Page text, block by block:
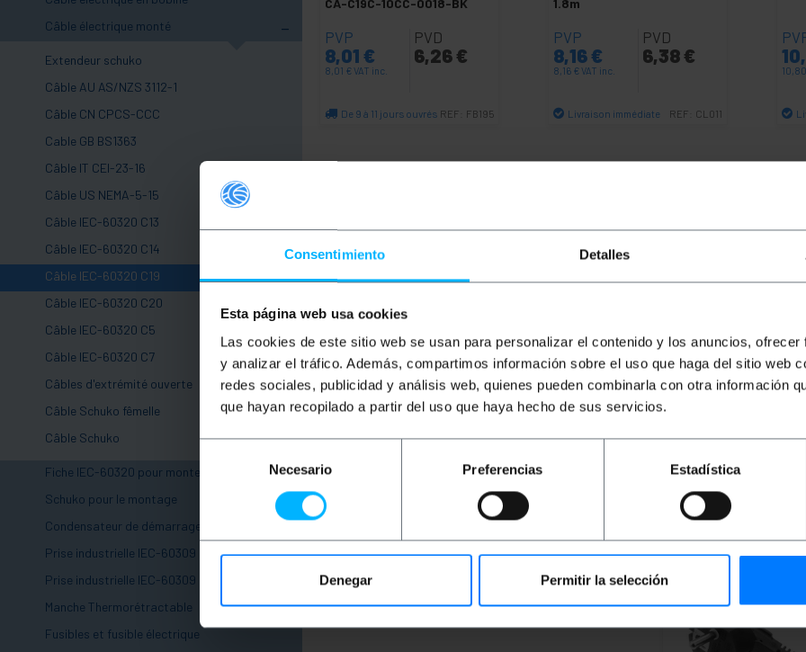
Consentimiento Detalles
Esta página web usa cookies
Las cookies de este sitio web se usan para personalizar el contenido y los anuncios,
y analizar el tráfico. Además, compartimos información sobre el uso que haga del sitio web
redes sociales, publicidad y análisis web, quienes pueden combinarla con otra información
que hayan recopilado a partir del uso que haya hecho de sus servicios.
de
consentimiento
Necesario Preferencias Estadística
Denegar Permitir la selección
Câble électrique monté
-
Extendeur schuko
Câble AU AS/NZS 3112-1
Câble CN CPCS-CCC
Cable GB BS1363
Câble IT CEI-23-16
Câble US NEMA-5-15
Câble IEC-60320 C13
Câble IEC-60320 C14
Câble IEC-60320 C19
Câble IEC-60320 C20
Câble IEC-60320 C5
Câble IEC-60320 C7
Câbles d'extrémité ouverte
Câble Schuko fêmelle
Câble Schuko
Fiche IEC-60320 pour monter
Schuko pour le montage
Condensateur de démarrage
Prise industrielle IEC-60309 bleu
Prise industrielle IEC-60309 rouge
Manche Thermorétractable
+
Fusibles et fusible électrique
CA-C19C-10CC-0018-BK
PVP
8,01€
8,01 €VAT inc.
PVD
6,26 €
De 9 à 11 jours ouvrés REF: FB195
1.8m
PVP
8,16€
8,16 €VAT inc.
PVD
6,38 €
Livraison immédiate REF: CL011
10,80
INDISPONIBLE
BEMATIK Câble électrique
3x1.5mm² C19-H/SCHUKO-M
PVP
11,70
REF: CL013
IL Y A DU STOCK
INDISPONIBLE
BEMATIK Câble électrique
3x1.5mm² IEC60320 C19-
PVD
€
REF: CL010
IL Y A DU STOCK